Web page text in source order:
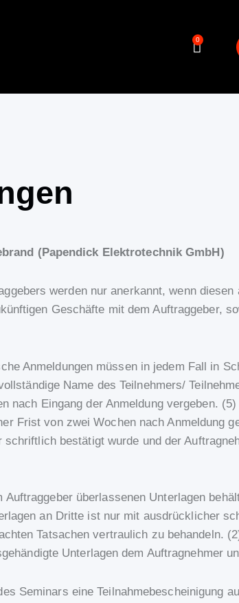
0
(Papendick Elektrotechnik GmbH)
werden nur anerkannt, wenn
Geschäfte mit dem Auftraggeber,
Anmeldungen müssen in jedem Fall in
Name des Teilnehmers/
nach Eingang der Anmeldung vergeben.
Frist von zwei Wochen nach Anmeldung
bestätigt wurde und der
überlassenen Unterlagen
an Dritte ist nur mit ausdrücklicher
Tatsachen vertraulich zu behandeln.
Unterlagen dem Auftragnehmer
Seminars eine Teilnahmebescheinigung